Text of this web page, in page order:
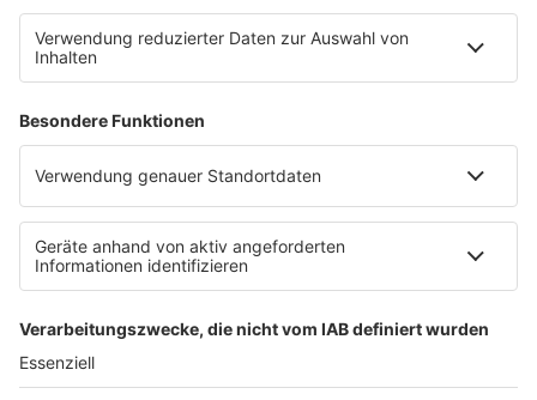
SERVICE
Datenschutz
Datenschutzerklärung zur sunshine live App
Impressum
Teilnahmebedingungen
SUNSHINE LIVE 24/7 ELECTRONIC